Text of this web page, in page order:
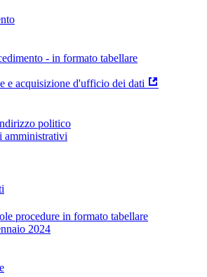
- in formato tabellare
e acquisizione d'ufficio dei dati
politico
amministrativi
procedure in formato tabellare
2024